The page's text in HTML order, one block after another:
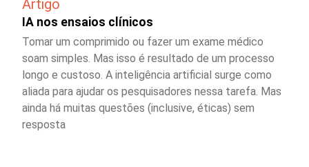
Artigo
IA nos ensaios clínicos
Tomar um comprimido ou fazer um exame médico
soam simples. Mas isso é resultado de um processo
longo e custoso. A inteligência artificial surge como
aliada para ajudar os pesquisadores nessa tarefa. Mas
ainda há muitas questões (inclusive, éticas) sem
resposta